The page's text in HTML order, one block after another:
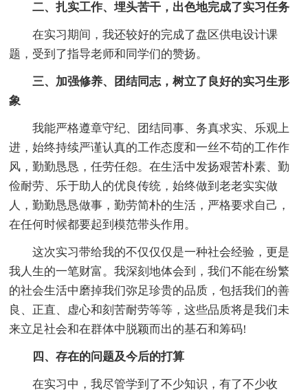
二、扎实工作、埋头苦干，出色地完成了实习任务
在实习期间，我还较好的完成了盘区供电设计课
题，受到了指导老师和同学们的赞扬。
三、加强修养、团结同志，树立了良好的实习生形
象
我能严格遵章守纪、团结同事、务真求实、乐观上
进，始终持续严谨认真的工作态度和一丝不苟的工作作
风，勤勤恳恳，任劳任怨。在生活中发扬艰苦朴素、勤
俭耐劳、乐于助人的优良传统，始终做到老老实实做
人，勤勤恳恳做事，勤劳简朴的生活，严格要求自己，
在任何时候都要起到模范带头作用。
这次实习带给我的不仅仅仅是一种社会经验，更是
我人生的一笔财富。我深刻地体会到，我们不能在纷繁
的社会生活中磨掉我们弥足珍贵的品质，包括我们的善
良、正直、虚心和刻苦耐劳等等，这些品质将是我们未
来立足社会和在群体中脱颖而出的基石和筹码!
四、存在的问题及今后的打算
在实习中，我尽管学到了不少知识，有了不少收